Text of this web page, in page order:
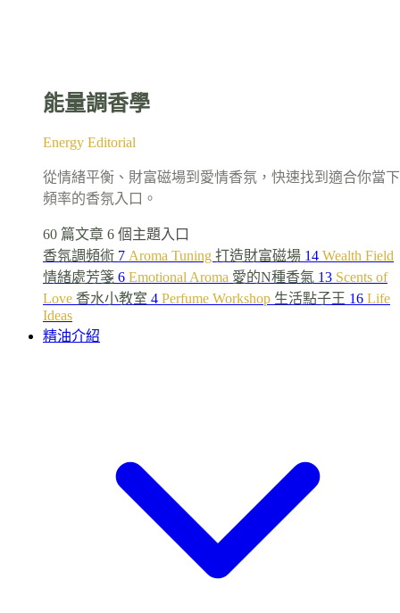
能量調香學
Energy Editorial
從情緒平衡、財富磁場到愛情香氛，快速找到適合你當下
頻率的香氛入口。
60 篇文章 6 個主題入口
香氛調頻術 7 Aroma Tuning 打造財富磁場 14 Wealth Field
情緒處芳箋 6 Emotional Aroma 愛的N種香氣 13 Scents of
Love 香水小教室 4 Perfume Workshop 生活點子王 16 Life
Ideas
精油介紹